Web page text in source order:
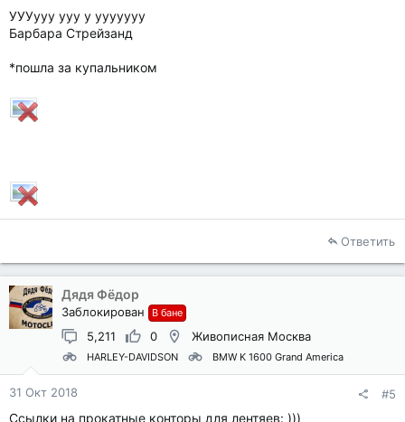
УУУууу ууу у ууууууу
Барбара Стрейзанд
*пошла за купальником
Ответить
Дядя Фёдор
Заблокирован В бане
5,211 0 Живописная Москва
HARLEY-DAVIDSON BMW K 1600 Grand America
31 Окт 2018 #5
Ссылки на прокатные конторы для лентяев: )))